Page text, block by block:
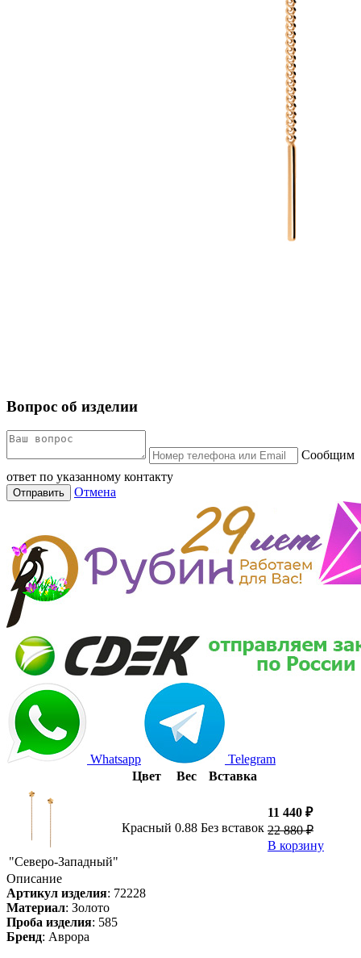
Вопрос об изделии
Сообщим
ответ по указанному контакту
Отправить Отмена
Whatsapp
Telegram
Цвет
Вес Вставка
"Северо-Западный"
Красный 0.88 Без вставок
11 440 ₽
22 880 ₽
В корзину
Описание
Артикул изделия: 72228
Материал: Золото
Проба изделия: 585
Бренд: Аврора